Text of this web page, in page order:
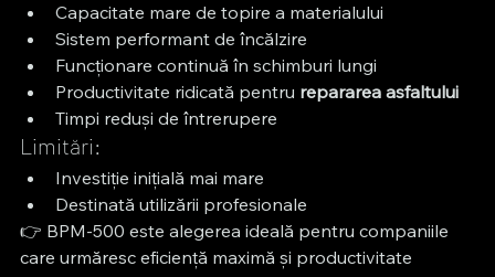
Capacitate mare de topire a materialului
Sistem performant de încălzire
Funcționare continuă în schimburi lungi
Productivitate ridicată pentru repararea asfaltului
Timpi reduși de întrerupere
Limitări:
Investiție inițială mai mare
Destinată utilizării profesionale
👉 BPM-500 este alegerea ideală pentru companiile
care urmăresc eficiență maximă și productivitate